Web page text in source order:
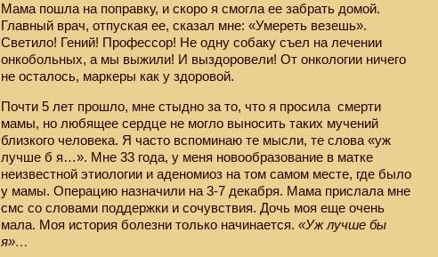
Мама пошла на поправку, и скоро я смогла ее забрать домой.
Главный врач, отпуская ее, сказал мне: «Умереть везешь».
Светило! Гений! Профессор! Не одну собаку съел на лечении
онкобольных, а мы выжили! И выздоровели! От онкологии ничего
не осталось, маркеры как у здоровой.
Почти 5 лет прошло, мне стыдно за то, что я просила смерти
мамы, но любящее сердце не могло выносить таких мучений
близкого человека. Я часто вспоминаю те мысли, те слова «уж
лучше б я…». Мне 33 года, у меня новообразование в матке
неизвестной этиологии и аденомиоз на том самом месте, где было
у мамы. Операцию назначили на 3-7 декабря. Мама прислала мне
смс со словами поддержки и сочувствия. Дочь моя еще очень
мала. Моя история болезни только начинается.«Уж лучше бы
я»…